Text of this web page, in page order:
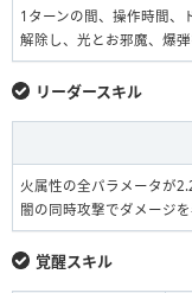
1ターンの間、操作時間、
解除し、光とお邪魔、爆
リーダースキル
火属性の全パラメータが
闇の同時攻撃でダメージ
覚醒スキル